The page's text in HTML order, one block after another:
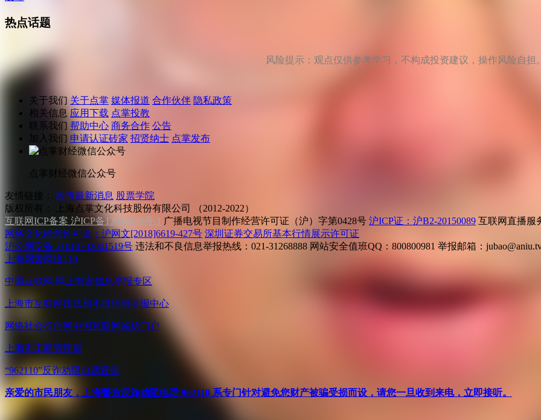
热点话题
风险提示：观点仅供参考学习，不构成投资建议，操作风险自担
关于我们 关于点掌 媒体报道 合作伙伴 隐私政策
相关信息 应用下载 点掌投教
联系我们 帮助中心 商务合作 公告
加入我们 申请认证砖家 招贤纳士 点掌发布
点掌财经微信公众号
友情链接： 股市最新消息 股票学院
版权所有：
上海点掌文化科技股份有限公司 （2012-2022）
互联网ICP备案 沪ICP备13044908号-1 广播电视节目制作经营许可证（沪）字第0428号 沪ICP证：沪B2-20150089 互联网直播服
网络文化经营许可证：沪网文[2018]6619-427号 深圳证券交易所基本行情展示许可证
沪公网安备 31010702001519号 违法和不良信息举报热线：021-31268888 网站安全值班QQ：800800981 举报邮箱：
上海网警网络110
中国互联网 网上有害信息举报专区
上海市互联网违法和不良信息举报中心
网络社会征信网 中国互联网诚信门户
上海市工商管理局
“962110”反诈劝阻电话宣传
亲爱的市民朋友，上海警方反诈劝阻电话 962110 系专门针对避免您财产被骗受损而设，请您一旦收到来电，立即接听。